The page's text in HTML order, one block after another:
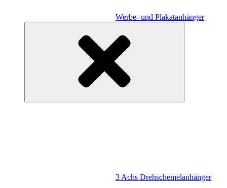
Werbe- und Plakatanhänger
3 Achs Drehschemelanhänger